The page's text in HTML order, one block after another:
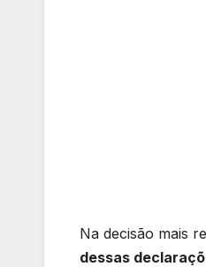
Na decisão mais
dessas